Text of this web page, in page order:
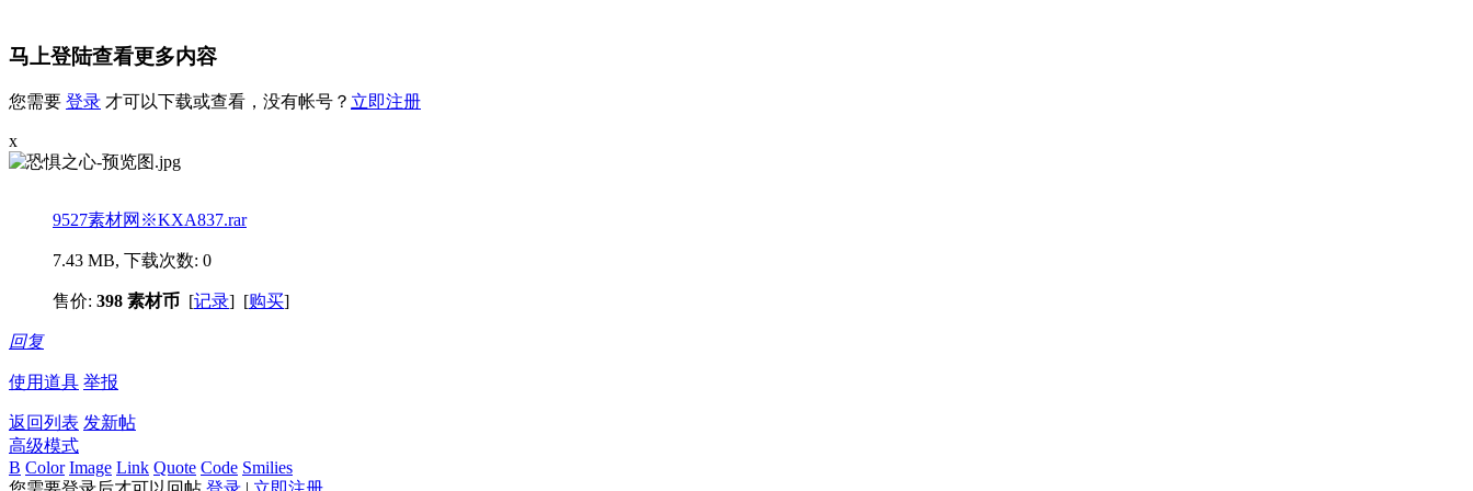
马上登陆查看更多内容
您需要 登录 才可以下载或查看，没有帐号？ 立即注册
x
9527素材网※KXA837.rar
7.43 MB, 下载次数: 0
售价: 398 素材币 [记录] [购买]
回复
使用道具 举报
返回列表 发新帖
高级模式
B Color Image Link Quote Code Smilies